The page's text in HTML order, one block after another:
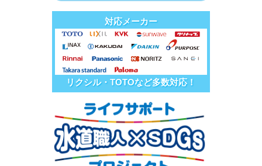
対応メーカー
リクシル・TOTOなど多数対応！